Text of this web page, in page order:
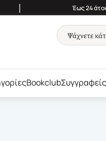
| Έως 24
Bookclub